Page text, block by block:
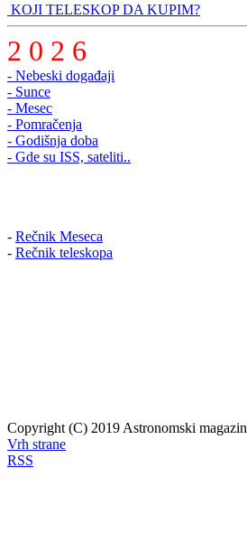
KOJI TELESKOP DA KUPIM?
2 0 2 6
- Nebeski događaji
- Sunce
- Mesec
- Pomračenja
- Godišnja doba
- Gde su ISS, sateliti..
- Rečnik Meseca
- Rečnik teleskopa
Copyright (C) 2019 Astronomski magazin
Vrh strane
RSS